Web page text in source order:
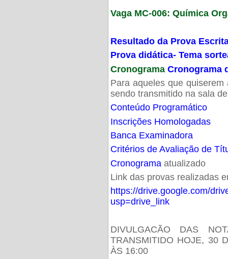
Vaga MC-006: Química
Resultado da Prova
Prova didática- Tema
Cronograma Cronograma
Para aqueles que
sendo transmitido na sala
Conteúdo Programático
Inscrições Homologadas
Banca Examinadora
Critérios de Avaliação de
Cronogramaatualizado
Link das provas realizadas
https://drive.google.com/
usp=drive_link
DIVULGACÃO DAS
TRANSMITIDO HOJE, 30
ÀS 16:00